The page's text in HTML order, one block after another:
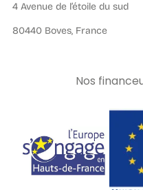
4 Avenue de l’étoile du sud
80440 Boves, France
Nos